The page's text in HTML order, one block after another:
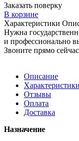
Заказать поверку
В корзине
Характеристики
Нужна
и профессионально
Звоните прямо
Описание
Характеристики
Отзывы
Оплата
Доставка
Назначение